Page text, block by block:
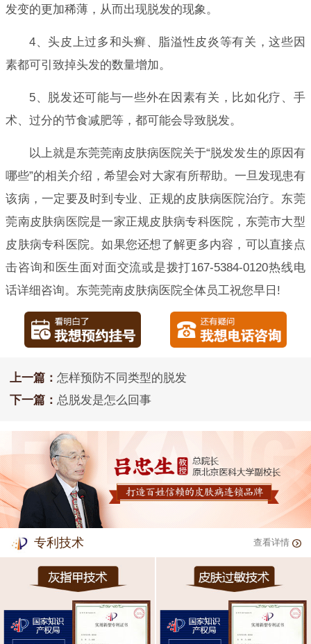
发变的更加稀薄，从而出现脱发的现象。
4、头皮上过多和头癣、脂溢性皮炎等有关，这些因
素都可引致掉头发的数量增加。
5、脱发还可能与一些外在因素有关，比如化疗、手
术、过分的节食减肥等，都可能会导致脱发。
以上就是东莞莞南皮肤病医院关于“脱发发生的原因有
哪些”的相关介绍，希望会对大家有所帮助。一旦发现患有
该病，一定要及时到专业、正规的皮肤病医院治疗。东莞
莞南皮肤病医院是一家正规皮肤病专科医院，东莞市大型
皮肤病专科医院。如果您还想了解更多内容，可以直接点
击咨询和医生面对面交流或是拨打167-5384-0120热线电
话详细咨询。东莞莞南皮肤病医院全体员工祝您早日!
上一篇： 怎样预防不同类型的脱发
下一篇： 总脱发是怎么回事
专利技术 查看详情